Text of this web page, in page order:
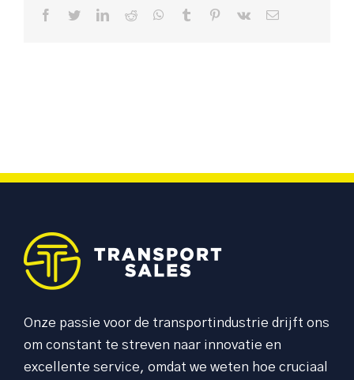
Facebook
TwitterLinkedIn
Reddit WhatsApp
Tumblr Pinterest
Vk
E-
Onze passie voor de transportindustrie drijft ons
om constant te streven naar innovatie en
excellente service, omdat we weten hoe cruciaal